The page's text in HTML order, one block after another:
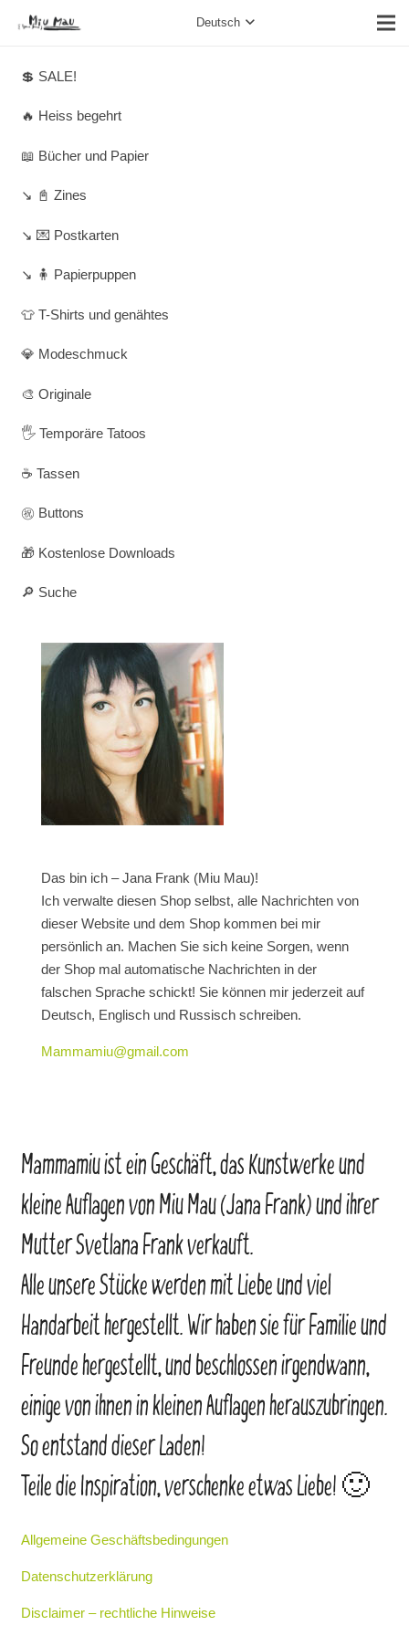
Deutsch
💲 SALE!
🔥 Heiss begehrt
📖 Bücher und Papier
↘️ 📓 Zines
↘️ 💌 Postkarten
↘️ 🧍 Papierpuppen
👕 T-Shirts und genähtes
💎 Modeschmuck
🎨 Originale
🖐️ Temporäre Tatoos
☕ Tassen
㊗️ Buttons
🎁 Kostenlose Downloads
🔎 Suche
Das bin ich – Jana Frank (Miu Mau)!
Ich verwalte diesen Shop selbst, alle Nachrichten von
dieser Website und dem Shop kommen bei mir
persönlich an. Machen Sie sich keine Sorgen, wenn
der Shop mal automatische Nachrichten in der
falschen Sprache schickt! Sie können mir jederzeit auf
Deutsch, Englisch und Russisch schreiben.
Mammamiu@gmail.com
Mammamiu ist ein Geschäft, das Kunstwerke und
kleine Auflagen von Miu Mau (Jana Frank) und ihrer
Mutter Svetlana Frank verkauft.
Alle unsere Stücke werden mit Liebe und viel
Handarbeit hergestellt. Wir haben sie für Familie und
Freunde hergestellt, und beschlossen irgendwann,
einige von ihnen in kleinen Auflagen herauszubringen.
So entstand dieser Laden!
Teile die Inspiration, verschenke etwas Liebe! 🙂
Allgemeine Geschäftsbedingungen
Datenschutzerklärung
Disclaimer – rechtliche Hinweise